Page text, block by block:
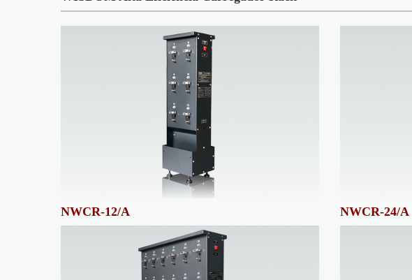
NWCR-12/A NWCR-24/A